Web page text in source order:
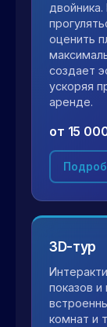
оценить
создает
ускоряя
аренде.
от 15
3D-тур
показов
комнат и